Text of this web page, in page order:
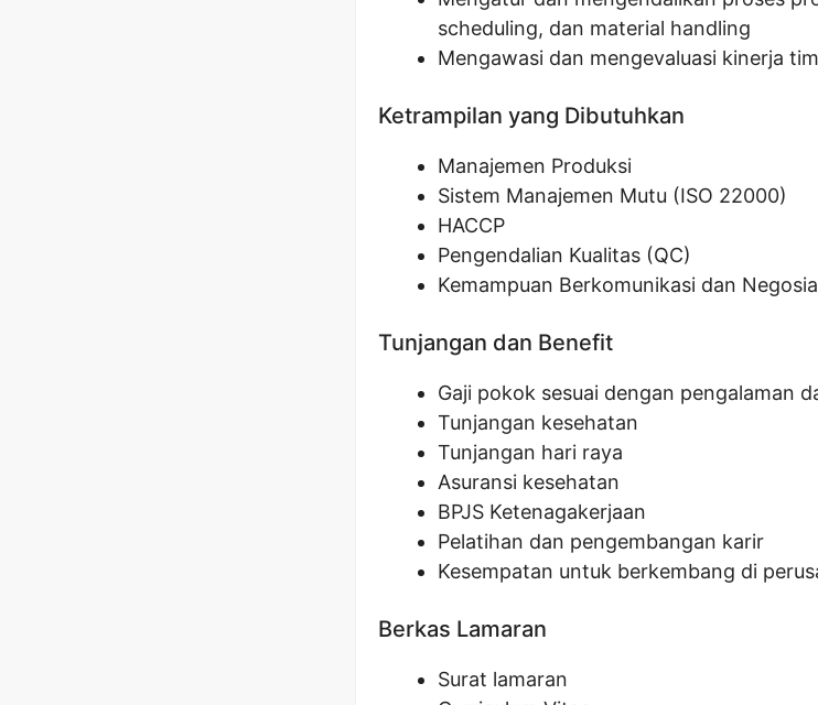
scheduling, dan material handling
Mengawasi dan mengevaluasi kinerja
Ketrampilan yang Dibutuhkan
Manajemen Produksi
Sistem Manajemen Mutu (ISO 22000)
HACCP
Pengendalian Kualitas (QC)
Kemampuan Berkomunikasi dan
Tunjangan dan Benefit
Gaji pokok sesuai dengan pengalaman
Tunjangan kesehatan
Tunjangan hari raya
Asuransi kesehatan
BPJS Ketenagakerjaan
Pelatihan dan pengembangan karir
Kesempatan untuk berkembang di
Berkas Lamaran
Surat lamaran